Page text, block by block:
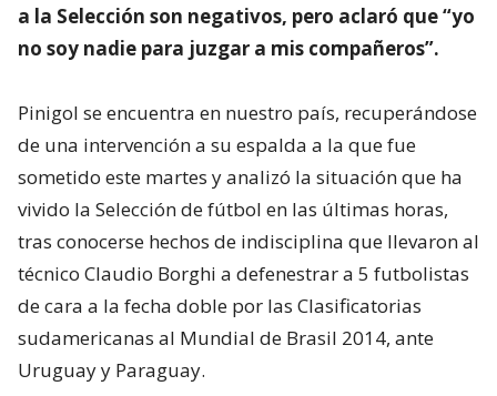
a la Selección son negativos, pero aclaró que “yo
no soy nadie para juzgar a mis compañeros”.
Pinigol se encuentra en nuestro país, recuperándose
de una intervención a su espalda a la que fue
sometido este martes y analizó la situación que ha
vivido la Selección de fútbol en las últimas horas,
tras conocerse hechos de indisciplina que llevaron al
técnico Claudio Borghi a defenestrar a 5 futbolistas
de cara a la fecha doble por las Clasificatorias
sudamericanas al Mundial de Brasil 2014, ante
Uruguay y Paraguay.